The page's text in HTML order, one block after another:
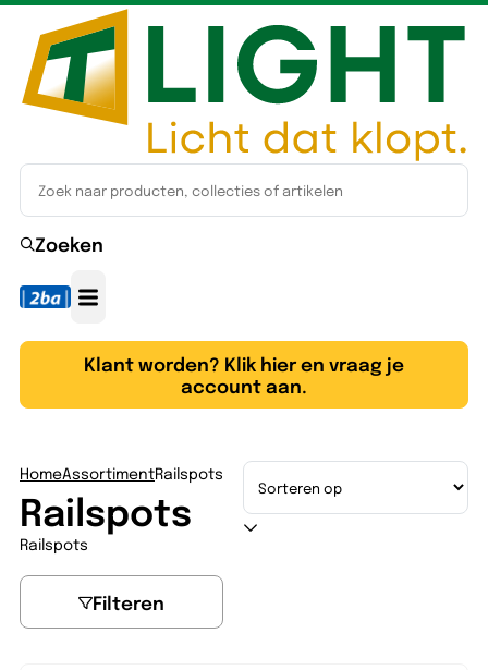
Zoeken
Klant worden? Klik hier en vraag je
account aan.
HomeAssortimentRailspots
Railspots
Railspots
Filteren